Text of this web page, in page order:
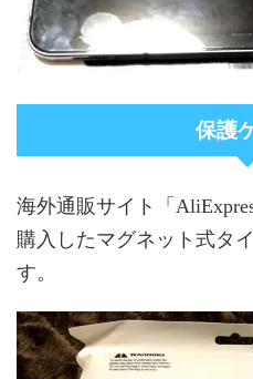
保護
海外通販サイト「
購入したマグネット式タ
す。